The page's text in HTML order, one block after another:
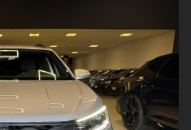
della corsia,